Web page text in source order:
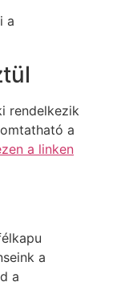
a
rendelkezik
a
a linken
a
a